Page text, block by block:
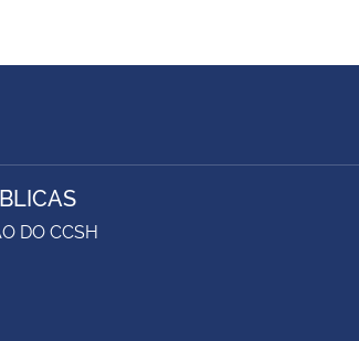
DO CCSH